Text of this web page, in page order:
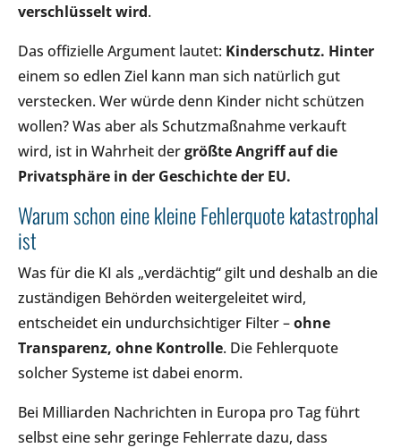
verschlüsselt wird.
Das offizielle Argument lautet: Kinderschutz. Hinter
einem so edlen Ziel kann man sich natürlich gut
verstecken. Wer würde denn Kinder nicht schützen
wollen? Was aber als Schutzmaßnahme verkauft
wird, ist in Wahrheit dergrößte Angriff auf die
Privatsphäre in der Geschichte der EU.
Warum schon eine kleine Fehlerquote katastrophal
ist
Was für die KI als „verdächtig“ gilt und deshalb an die
zuständigen Behörden weitergeleitet wird,
entscheidet ein undurchsichtiger Filter –ohne
Transparenz, ohne Kontrolle. Die Fehlerquote
solcher Systeme ist dabei enorm.
Bei Milliarden Nachrichten in Europa pro Tag führt
selbst eine sehr geringe Fehlerrate dazu, dass